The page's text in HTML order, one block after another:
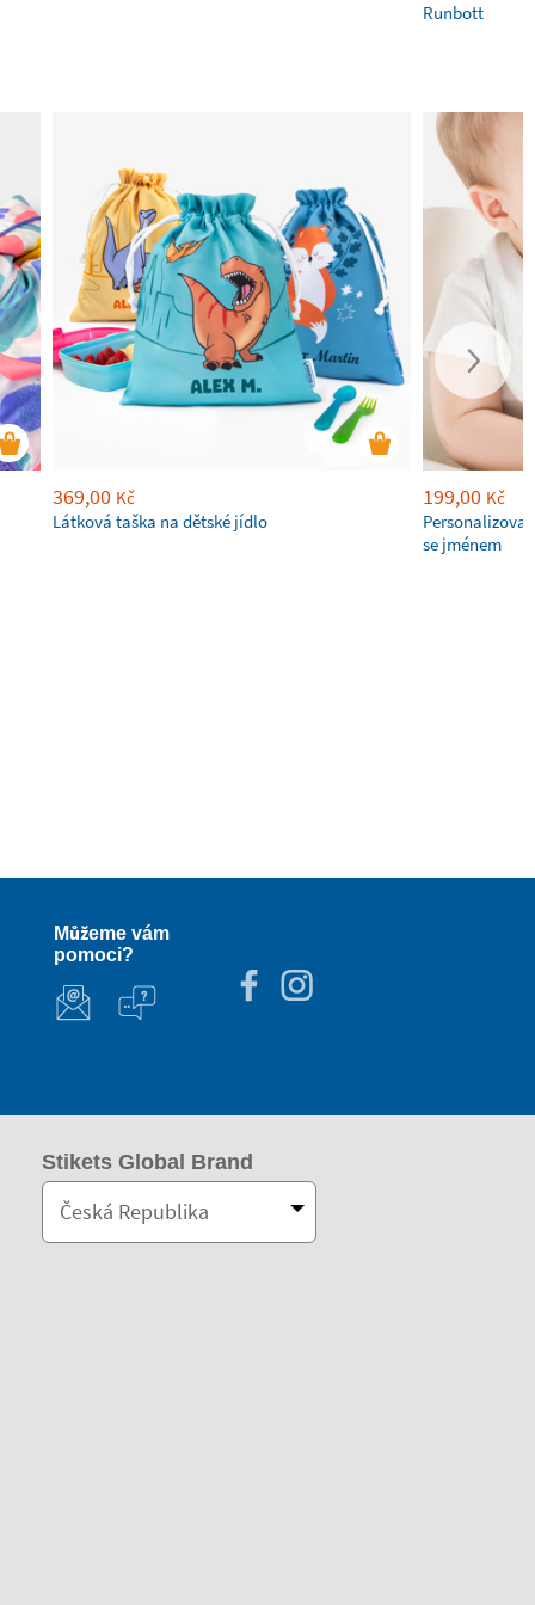
Runbott
369,00 Kč
Látková taška na dětské jídlo
199,00 Kč
se jménem
Můžeme vám
pomoci?
Stikets Global Brand
Česká Republika